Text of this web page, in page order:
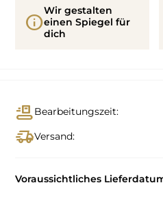
info
Wir gestalten
einen Spiegel für
dich
conveyor_beltBearbeitungszeit:
delivery_truck_speedVersand:
Voraussichtliches